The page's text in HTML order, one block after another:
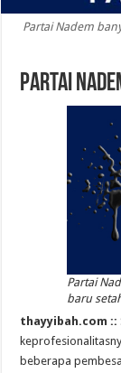
Partai Nadem
Partai
Partai
baru
thayyibah.com ::
beberapa